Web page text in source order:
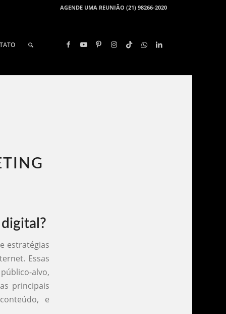
AGENDE UMA REUNIÃO (21) 98266-2020
estratégias
Essas
alvo,
principais
e